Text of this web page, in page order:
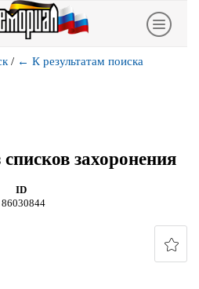
/ ← К результатам поиска
захоронения
ID
86030844